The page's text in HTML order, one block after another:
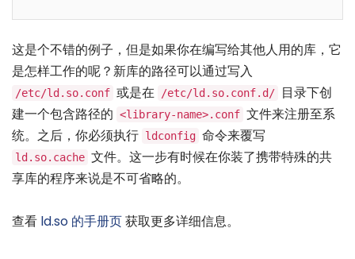
这是个不错的例子，但是如果你在编写给其他人用的库，它
是怎样工作的呢？新库的路径可以通过写入
/etc/ld.so.conf 或是在 /etc/ld.so.conf.d/
目录下创
建一个包含路径的 <library-name>.conf 文件来注册至系
统。之后，你必须执行 ldconfig 命令来覆写
ld.so.cache 文件。这一步有时候在你装了携带特殊的共
享库的程序来说是不可省略的。
查看 ld.so 的手册页获取更多详细信息。